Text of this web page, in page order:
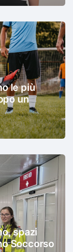
le più
un
spazi
Soccorso